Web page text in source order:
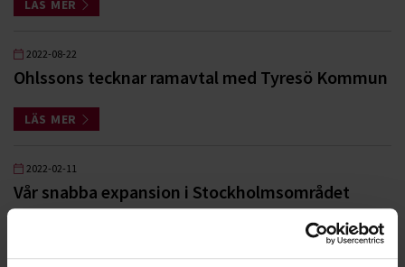
LÄS MER
2022-08-22
Ohlssons tecknar ramavtal med Tyresö Kommun
LÄS MER
2022-02-11
Vår snabba expansion i Stockholmsområdet
fortsätter
LÄS MER